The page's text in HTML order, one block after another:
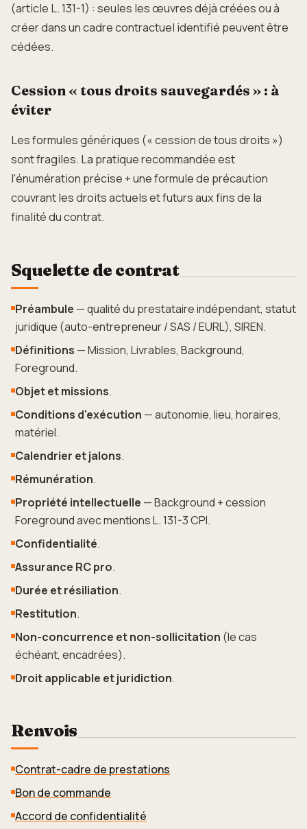
(article L. 131-1) : seules les œuvres déjà créées ou à
créer dans un cadre contractuel identifié peuvent être
cédées.
Cession « tous droits sauvegardés » : à
éviter
Les formules génériques (« cession de tous droits »)
sont fragiles. La pratique recommandée est
l'énumération précise + une formule de précaution
couvrant les droits actuels et futurs aux fins de la
finalité du contrat.
Squelette de contrat
Préambule — qualité du prestataire indépendant, statut
juridique (auto-entrepreneur / SAS / EURL), SIREN.
Définitions — Mission, Livrables, Background,
Foreground.
Objet et missions.
Conditions d'exécution — autonomie, lieu, horaires,
matériel.
Calendrier et jalons.
Rémunération.
Propriété intellectuelle — Background + cession
Foreground avec mentions L. 131-3 CPI.
Confidentialité.
Assurance RC pro.
Durée et résiliation.
Restitution.
Non-concurrence et non-sollicitation (le cas
échéant, encadrées).
Droit applicable et juridiction.
Renvois
Contrat-cadre de prestations
Bon de commande
Accord de confidentialité